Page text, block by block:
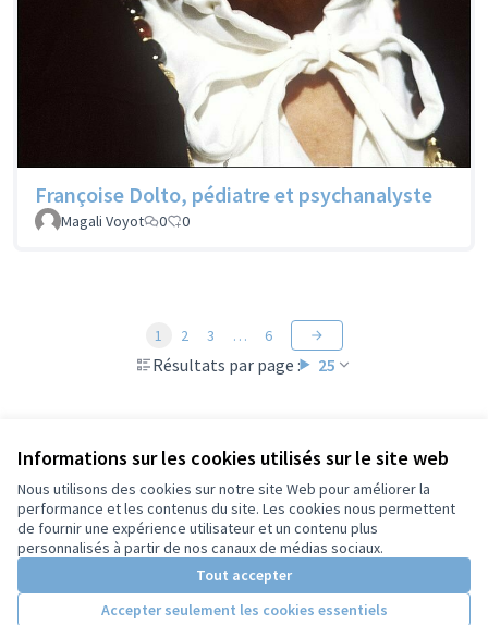
Informations sur les cookies utilisés sur le site web
Nous utilisons des cookies sur notre site Web pour améliorer la
performance et les contenus du site. Les cookies nous permettent
de fournir une expérience utilisateur et un contenu plus
personnalisés à partir de nos canaux de médias sociaux.
Tout accepter
Accepter seulement les cookies essentiels
Françoise Dolto, pédiatre et psychanalyste
Magali Voyot 0 0
Résultats par page : 25
1 2 3 … 6
Voir toutes les propositions retirées
Conditions d'utilisation
Paramètres des cookies